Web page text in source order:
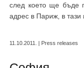
след което ще бъде
адрес в Париж, в тази
11.10.2011. | Press releases